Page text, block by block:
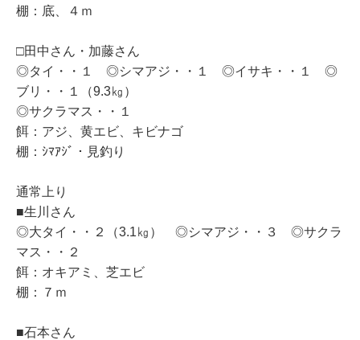
棚：底、４ｍ
□田中さん・加藤さん
◎タイ・・１ ◎シマアジ・・１ ◎イサキ・・１ ◎
ブリ・・１（9.3㎏）
◎サクラマス・・１
餌：アジ、黄エビ、キビナゴ
棚：ｼﾏｱｼﾞ・見釣り
通常上り
■生川さん
◎大タイ・・２（3.1㎏） ◎シマアジ・・３ ◎サクラ
マス・・２
餌：オキアミ、芝エビ
棚：７ｍ
■石本さん